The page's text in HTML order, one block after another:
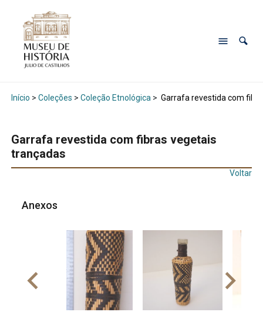
Início > Coleções > Coleção Etnológica > Garrafa revestida com
Garrafa revestida com fibras vegetais
trançadas
Voltar
Anexos